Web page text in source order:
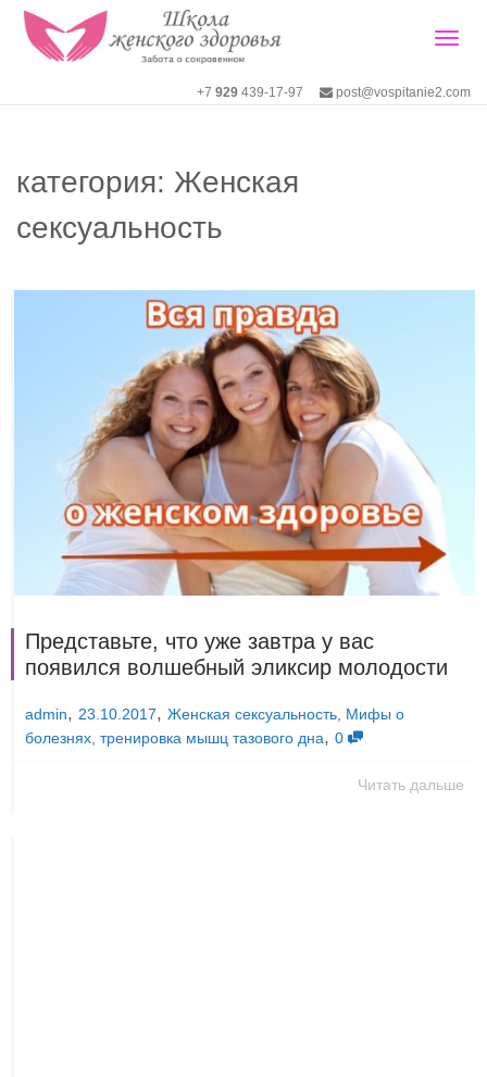
+7 929 439-17-97 post@vospitanie2.com
категория: Женская
сексуальность
Представьте, что уже завтра у вас
появился волшебный эликсир молодости
admin, 23.10.2017, Женская сексуальность Мифы о
болезнях, тренировка мышц тазового дна, 0
Читать дальше